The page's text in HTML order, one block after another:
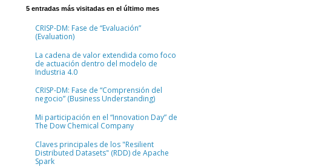
5 entradas más visitadas en el último mes
CRISP-DM: Fase de “Evaluación”
(Evaluation)
La cadena de valor extendida como foco
de actuación dentro del modelo de
Industria 4.0
CRISP-DM: Fase de “Comprensión del
negocio” (Business Understanding)
Mi participación en el “Innovation Day” de
The Dow Chemical Company
Claves principales de los "Resilient
Distributed Datasets" (RDD) de Apache
Spark